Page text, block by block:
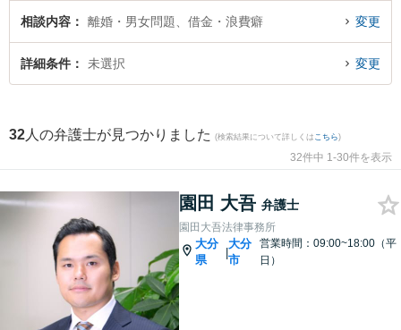
す。『大分県で土日や夜間に発生した借金・浪費癖による離婚問題のトラブル
を今すぐに弁護士に相談したい』『借金・浪費癖による離婚問題のトラブル解
決の実績豊富な近くの弁護士を検索したい』『初回相談無料で借金・浪費癖に
相談内容 離婚・男女問題、借金・浪費癖 変更
詳細条件 未選択 変更
32 人の弁護士が見つかりました (検索結果について詳しくは こちら)
32件中 1-30件を表示
園田 大吾 弁護士
園田大吾法律事務所
大分
県
|
大分
市
営業時間：09:00~18:00（平
日）